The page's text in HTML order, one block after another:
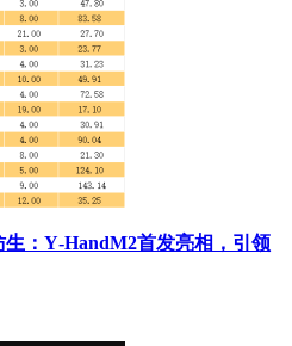
：Y‑HandM2首发亮相，引领